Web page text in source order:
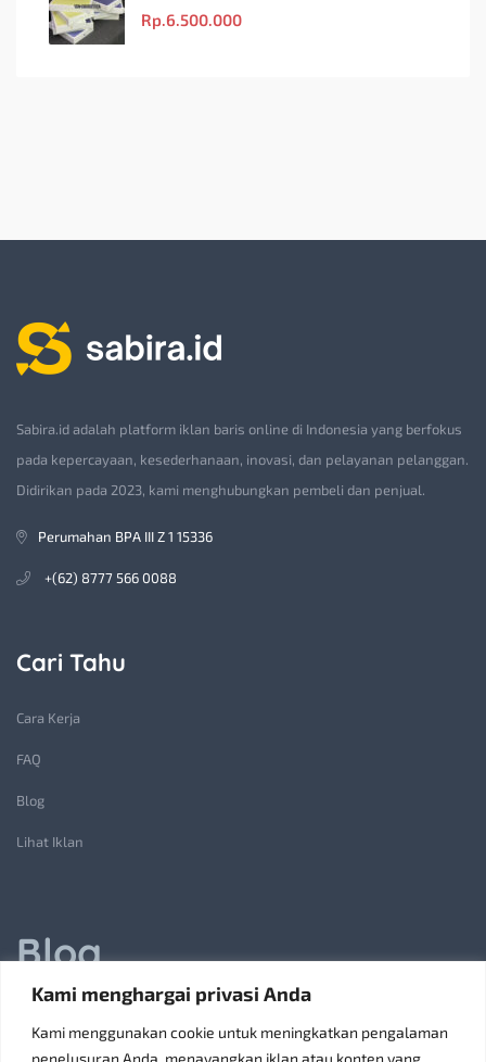
Kami menghargai privasi Anda
Kami menggunakan cookie untuk meningkatkan pengalaman
penelusuran Anda, menayangkan iklan atau konten yang
Rp.6.500.000
Sabira.id adalah platform iklan baris online di Indonesia yang berfokus
pada kepercayaan, kesederhanaan, inovasi, dan pelayanan pelanggan.
Didirikan pada 2023, kami menghubungkan pembeli dan penjual.
Perumahan BPA III Z 1 15336
+(62) 8777 566 0088
Cari Tahu
Cara Kerja
FAQ
Blog
Lihat Iklan
Blog
Jasa Pembuatan Lift Barang: Solusi Transportasi Vertikal
Receiving Parcels and Mail at a Rented Room in Singapore